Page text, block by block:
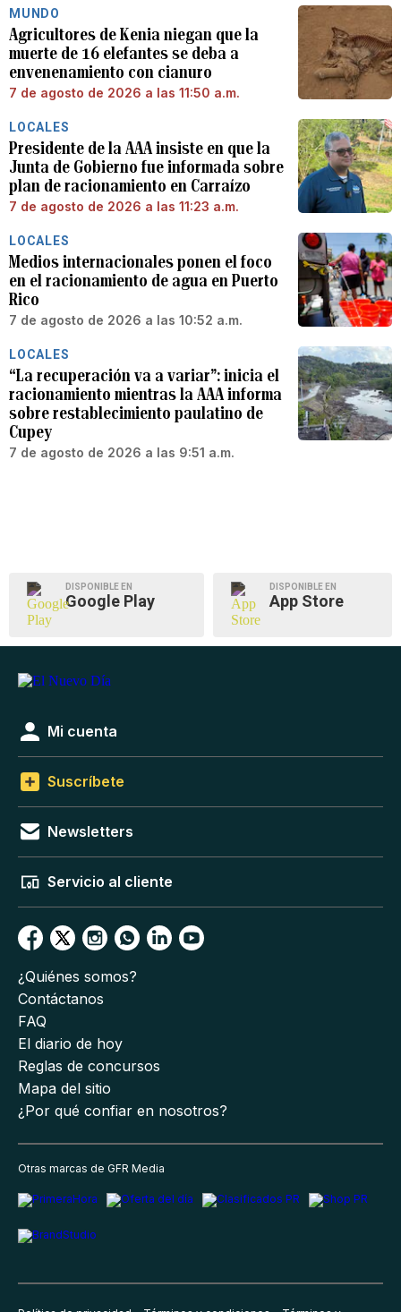
MUNDO
Agricultores de Kenia niegan que la
muerte de 16 elefantes se deba a
envenenamiento con cianuro
7 de agosto de 2026 a las 11:50 a.m.
LOCALES
Presidente de la AAA insiste en que la
Junta de Gobierno fue informada sobre
plan de racionamiento en Carraízo
7 de agosto de 2026 a las 11:23 a.m.
LOCALES
Medios internacionales ponen el foco
en el racionamiento de agua en Puerto
Rico
7 de agosto de 2026 a las 10:52 a.m.
LOCALES
“La recuperación va a variar”: inicia el
racionamiento mientras la AAA informa
sobre restablecimiento paulatino de
Cupey
7 de agosto de 2026 a las 9:51 a.m.
DISPONIBLE EN
Google Play
DISPONIBLE EN
App Store
Mi cuenta
Suscríbete
Newsletters
Servicio al cliente
¿Quiénes somos?
Contáctanos
FAQ
El diario de hoy
Reglas de concursos
Mapa del sitio
¿Por qué confiar en nosotros?
Otras marcas de GFR Media